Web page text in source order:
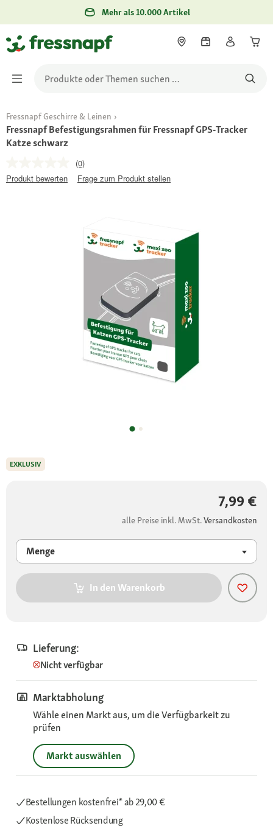
Mehr als 10.000 Artikel
Fressnapf Geschirre & Leinen
Fressnapf Befestigungsrahmen für Fressnapf GPS-Tracker
Katze schwarz
(0)
Produkt bewerten
Frage zum Produkt stellen
7,99 €
alle Preise inkl. MwSt.Versandkosten
Menge
In den Warenkorb
Lieferung:
Nicht verfügbar
Marktabholung
Wähle einen Markt aus, um die Verfügbarkeit zu
prüfen
Markt auswählen
Bestellungen kostenfrei*ab 29,00 €
Kostenlose Rücksendung
EXKLUSIV